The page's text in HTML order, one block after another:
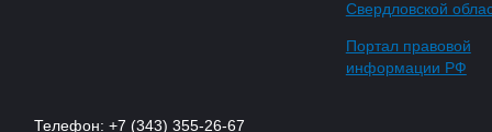
Свердловской
Портал правовой
информации РФ
Телефон: +7 (343) 355-26-67